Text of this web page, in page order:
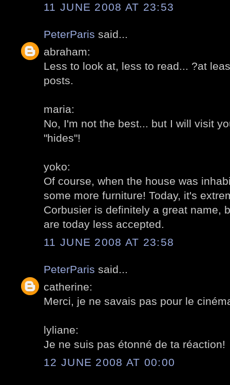
11 JUNE 2008 AT 23:53
PeterParis said...
abraham:
Less to look at, less to read... ?at
posts.
maria:
No, I'm not the best... but I will visit
"hides"!
yoko:
Of course, when the house was
some more furniture! Today, it's
Corbusier is definitely a great name,
are today less accepted.
11 JUNE 2008 AT 23:58
PeterParis said...
catherine:
Merci, je ne savais pas pour le
lyliane:
Je ne suis pas étonné de ta réaction!
12 JUNE 2008 AT 00:00